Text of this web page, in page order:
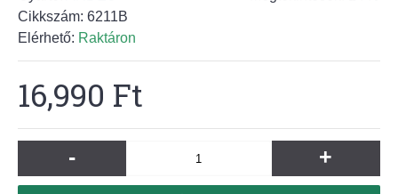
Cikkszám: 6211B
Elérhető: Raktáron
16,990 Ft
- +